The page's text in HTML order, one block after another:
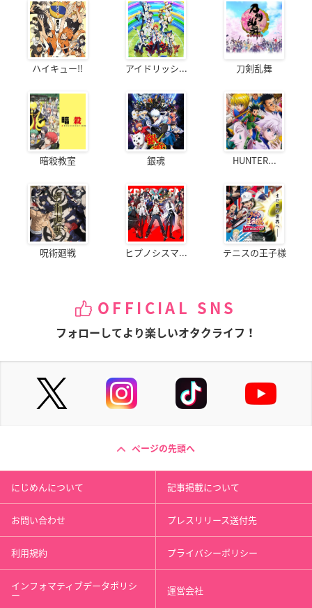
ハイキュー!! アイドリッシ... 刀剣乱舞
暗殺教室 銀魂 HUNTER...
呪術廻戦 ヒプノシスマ... テニスの王子様
OFFICIAL SNS
フォローしてより楽しいオタクライフ！
ページの先頭へ
にじめんについて 記事掲載について
お問い合わせ プレスリリース送付先
利用規約 プライバシーポリシー
インフォマティブデータポリシ
ー 運営会社